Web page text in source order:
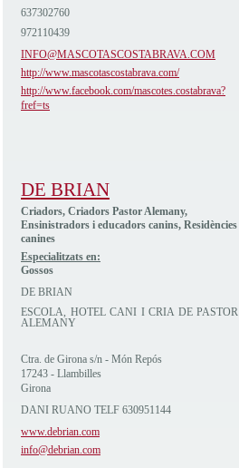
637302760
972110439
INFO@MASCOTASCOSTABRAVA.COM
http://www.mascotascostabrava.com/
http://www.facebook.com/mascotes.costabrava?
fref=ts
DE BRIAN
Criadors, Criadors Pastor Alemany,
Ensinistradors i educadors canins, Residències
canines
Especialitzats en:
Gossos
DE BRIAN
ESCOLA, HOTEL CANI I CRIA DE PASTOR
ALEMANY
Ctra. de Girona s/n - Món Repós
17243 - Llambilles
Girona
DANI RUANO TELF 630951144
www.debrian.com
info@debrian.com